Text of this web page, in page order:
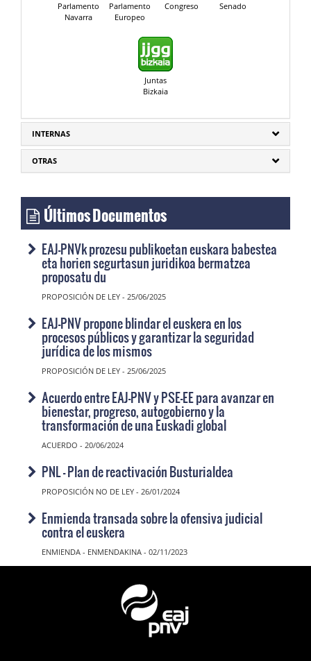
Parlamento
Navarra
Parlamento
Europeo
Congreso Senado
Juntas
Bizkaia
INTERNAS
OTRAS
Últimos Documentos
EAJ-PNVk prozesu publikoetan euskara babestea
eta horien segurtasun juridikoa bermatzea
proposatu du
PROPOSICIÓN DE LEY - 25/06/2025
EAJ-PNV propone blindar el euskera en los
procesos públicos y garantizar la seguridad
jurídica de los mismos
PROPOSICIÓN DE LEY - 25/06/2025
Acuerdo entre EAJ-PNV y PSE-EE para avanzar en
bienestar, progreso, autogobierno y la
transformación de una Euskadi global
ACUERDO - 20/06/2024
PNL - Plan de reactivación Busturialdea
PROPOSICIÓN NO DE LEY - 26/01/2024
Enmienda transada sobre la ofensiva judicial
contra el euskera
ENMIENDA - ENMENDAKINA - 02/11/2023